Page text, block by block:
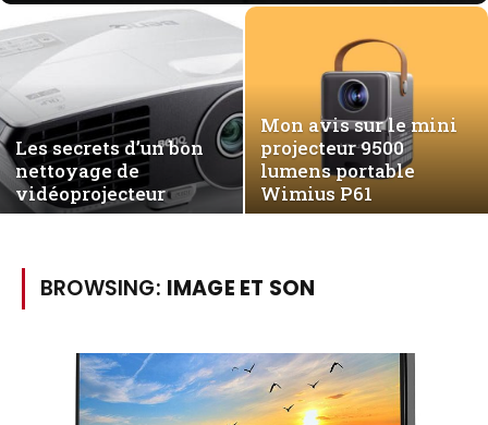
Les secrets d’un bon
nettoyage de
vidéoprojecteur
Mon avis sur le mini
projecteur 9500
lumens portable
Wimius P61
BROWSING: IMAGE ET SON